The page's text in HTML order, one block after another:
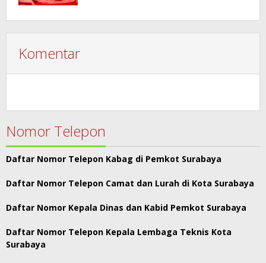
Komentar
Nomor Telepon
Daftar Nomor Telepon Kabag di Pemkot Surabaya
Daftar Nomor Telepon Camat dan Lurah di Kota Surabaya
Daftar Nomor Kepala Dinas dan Kabid Pemkot Surabaya
Daftar Nomor Telepon Kepala Lembaga Teknis Kota
Surabaya